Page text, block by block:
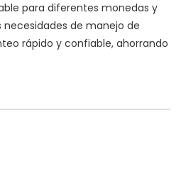
para diferentes monedas y
de manejo de
rápido y confiable, ahorrando